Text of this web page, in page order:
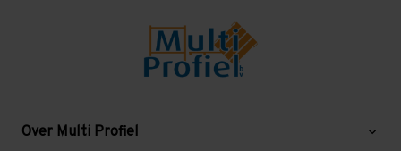
Over Multi Profiel